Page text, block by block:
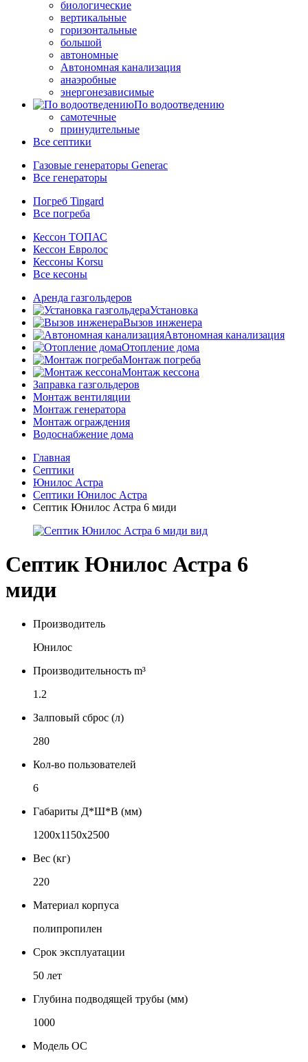
биологические
вертикальные
горизонтальные
большой
автономные
Автономная канализация
анаэробные
энергонезависимые
По водоотведению
самотечные
принудительные
Все септики
Газовые генераторы Generac
Все генераторы
Погреб Tingard
Все погреба
Кессон ТОПАС
Кессон Евролос
Кессоны Korsu
Все кесоны
Аренда газгольдеров
Установка
Вызов инженера
Автономная канализация
Отопление дома
Монтаж погреба
Монтаж кессона
Заправка газгольдеров
Монтаж вентиляции
Монтаж генератора
Монтаж ограждения
Водоснабжение дома
Главная
Септики
Юнилос Астра
Септики Юнилос Астра
Септик Юнилос Астра 6 миди
Септик Юнилос Астра 6
миди
Производитель
Юнилос
Производительность m³
1.2
Залповый сброс (л)
280
Кол-во пользователей
6
Габариты Д*Ш*В (мм)
1200х1150х2500
Вес (кг)
220
Материал корпуса
полипропилен
Срок эксплуатации
50 лет
Глубина подводящей трубы (мм)
1000
Модель ОС